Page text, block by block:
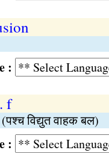
:
f
विद्युत वाहक बल)
: